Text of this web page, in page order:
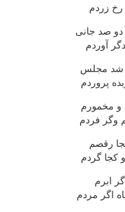
زردم
دو صد جانی
آوردم
شد مجلس
پروردم
و مخمورم
وگر فردم
رقصم
كجا گردم
ابرم
اگر مردم